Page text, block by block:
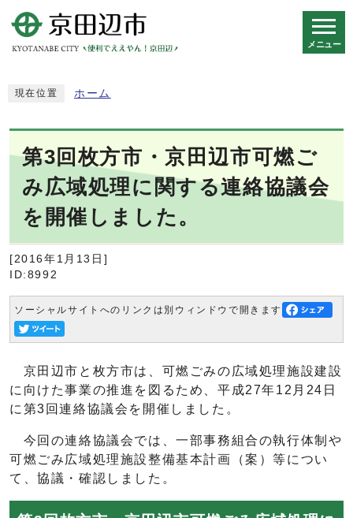
メニュー
現在位置 ホーム
第3回枚方市・京田辺市可燃ご
み広域処理に関する連絡協議会
を開催しました。
[2016年1月13日]
ID:8992
ソーシャルサイトへのリンクは別ウィンドウで開きます
京田辺市と枚方市は、可燃ごみの広域処理施設建設
に向けた事業の推進を図るため、平成27年12月24日
に第3回連絡協議会を開催しました。
今回の連絡協議会では、一部事務組合の執行体制や
可燃ごみ広域処理施設整備基本計画（案）等につい
て、協議・確認しました。